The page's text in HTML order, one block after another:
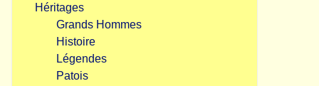
Héritages
Grands Hommes
Histoire
Légendes
Patois